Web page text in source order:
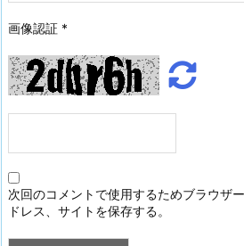
画像認証 *
次回のコメントで使用するためブラウザ
ドレス、サイトを保存する。